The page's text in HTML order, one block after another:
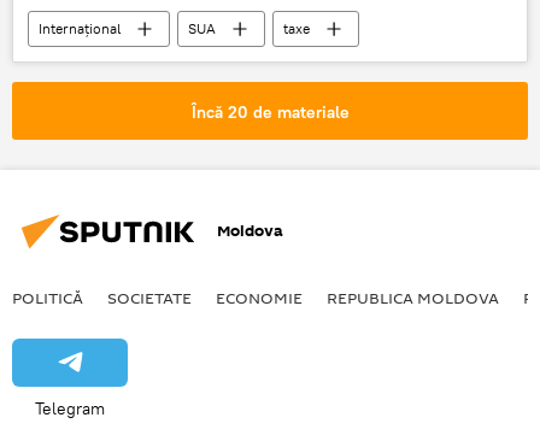
Internațional SUA
taxe
Rusia
Petrol
Încă 20 de materiale
Moldova
POLITICĂ SOCIETATE ECONOMIE REPUBLICA MOLDOVA
Telegram